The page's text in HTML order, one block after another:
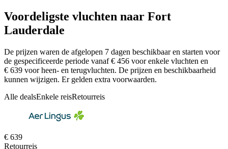
Voordeligste vluchten naar Fort
Lauderdale
De prijzen waren de afgelopen 7 dagen beschikbaar en starten voor
de gespecificeerde periode vanaf € 456 voor enkele vluchten en
€ 639 voor heen- en terugvluchten. De prijzen en beschikbaarheid
kunnen wijzigen. Er gelden extra voorwaarden.
Alle dealsEnkele reisRetourreis
€ 639
Retourreis